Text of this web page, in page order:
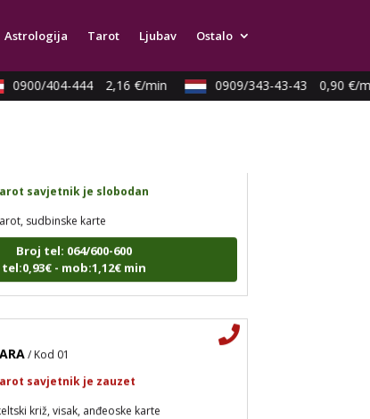
Astrologija Tarot Ljubav Ostalo
0900/404-444 2,16 €/min 0909/343-43-43 0,90 €/
tel:0,93€ - mob:1,12€ min
sudbinske karte
Broj tel: 064/600-600
tel:0,93€ - mob:1,12€ min
križ, visak, anđeoske karte